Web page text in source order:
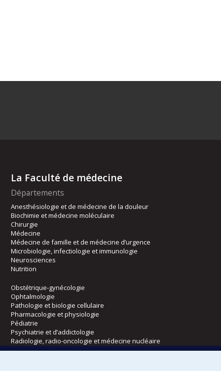
La Faculté de médecine
Départements
Anesthésiologie et de médecine de la douleur
Biochimie et médecine moléculaire
Chirurgie
Médecine
Médecine de famille et de médecine d’urgence
Microbiologie, infectiologie et immunologie
Neurosciences
Nutrition
Obstétrique-gynécologie
Ophtalmologie
Pathologie et biologie cellulaire
Pharmacologie et physiologie
Pédiatrie
Psychiatrie et d’addictologie
Radiologie, radio-oncologie et médecine nucléaire